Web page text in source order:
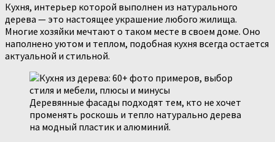
Кухня, интерьер которой выполнен из натурального
дерева — это настоящее украшение любого жилища.
Многие хозяйки мечтают о таком месте в своем доме. Оно
наполнено уютом и теплом, подобная кухня всегда остается
актуальной и стильной.
Деревянные фасады подходят тем, кто не хочет
променять роскошь и тепло натурально дерева
на модный пластик и алюминий.